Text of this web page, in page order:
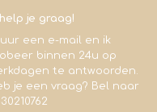
help je graag!
een e-mail en ik
binnen 24u op
te antwoorden.
je een vraag? Bel naar